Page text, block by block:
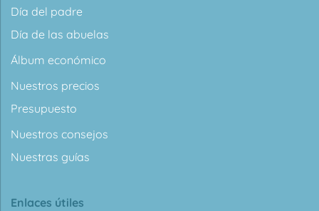
Día del padre
Día de las abuelas
Álbum económico
Nuestros precios
Presupuesto
Nuestros consejos
Nuestras guías
Enlaces útiles